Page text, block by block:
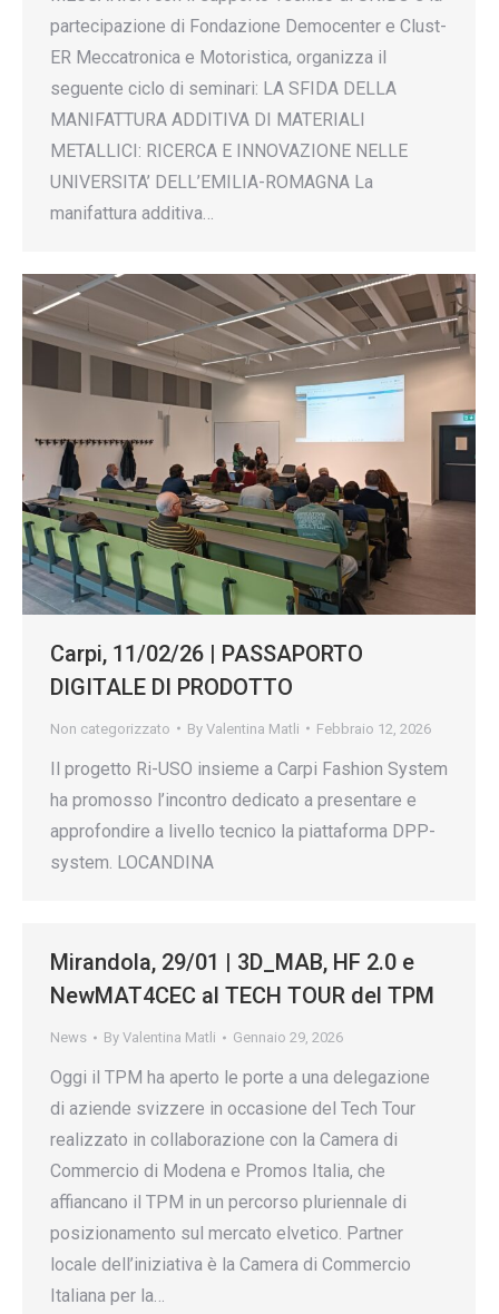
partecipazione di Fondazione Democenter e Clust-
ER Meccatronica e Motoristica, organizza il
seguente ciclo di seminari: LA SFIDA DELLA
MANIFATTURA ADDITIVA DI MATERIALI
METALLICI: RICERCA E INNOVAZIONE NELLE
UNIVERSITA’ DELL’EMILIA-ROMAGNA La
manifattura additiva…
Carpi, 11/02/26 | PASSAPORTO
DIGITALE DI PRODOTTO
Non categorizzato By Valentina Matli Febbraio 12, 2026
Il progetto Ri-USO insieme a Carpi Fashion System
ha promosso l’incontro dedicato a presentare e
approfondire a livello tecnico la piattaforma DPP-
system. LOCANDINA
Mirandola, 29/01 | 3D_MAB, HF 2.0 e
NewMAT4CEC al TECH TOUR del TPM
News By Valentina Matli Gennaio 29, 2026
Oggi il TPM ha aperto le porte a una delegazione
di aziende svizzere in occasione del Tech Tour
realizzato in collaborazione con la Camera di
Commercio di Modena e Promos Italia, che
affiancano il TPM in un percorso pluriennale di
posizionamento sul mercato elvetico. Partner
locale dell’iniziativa è la Camera di Commercio
Italiana per la…